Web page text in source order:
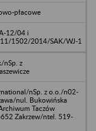
płacowe
12/04 i
1502/2014/SAK/WJ-1
nSp. z
nSp. z o.o./n02-
nul. Bukowińska
Taczów
Zakrzew/ntel. 519-